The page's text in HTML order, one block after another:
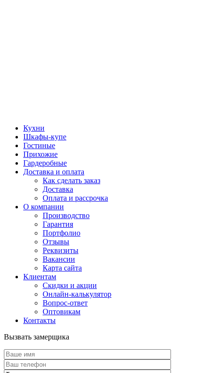
Кухни
Шкафы-купе
Гостиные
Прихожие
Гардеробные
Доставка и оплата
Как сделать заказ
Доставка
Оплата и рассрочка
О компании
Производство
Гарантия
Портфолио
Отзывы
Реквизиты
Вакансии
Карта сайта
Клиентам
Скидки и акции
Онлайн-калькулятор
Вопрос-ответ
Оптовикам
Контакты
Вызвать замерщика